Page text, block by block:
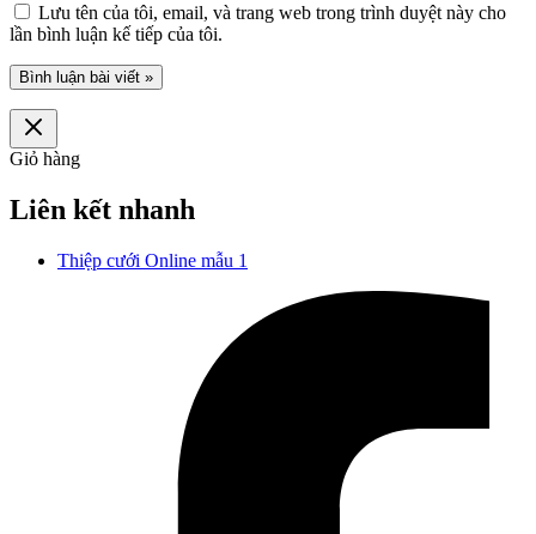
Lưu tên của tôi, email, và trang web trong trình duyệt này cho
lần bình luận kế tiếp của tôi.
Giỏ hàng
Liên kết nhanh
Thiệp cưới Online mẫu 1